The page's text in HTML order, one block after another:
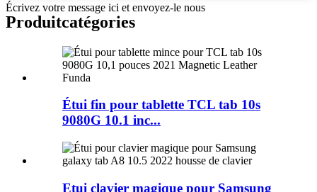
Écrivez votre message ici et envoyez-le nous
Produitcatégories
Étui fin pour tablette TCL tab 10s
9080G 10.1 inc...
Etui clavier magique pour Samsung